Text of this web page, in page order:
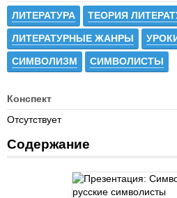
ЛИТЕРАТУРА ТЕОРИЯ
ЛИТЕРАТУРНЫЕ ЖАНРЫ
СИМВОЛИЗМ СИМВОЛИСТЫ
Конспект
Отсутствует
Содержание